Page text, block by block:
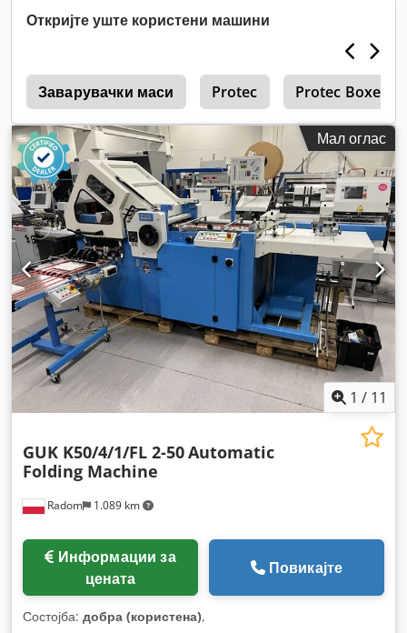
Откријте уште користени машини
Заварувачки маси Protec Protec Boxer
Мал оглас
1 / 11
Radom 1.089 km
GUK K50/4/1/FL 2-50Automatic
Folding Machine
цената
Повикајте
Состојба: добра (користена),